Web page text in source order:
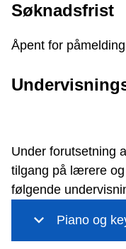
Søknadsfrist
Åpent for
Under forutsetning
tilgang på lærere
følgende
Piano og